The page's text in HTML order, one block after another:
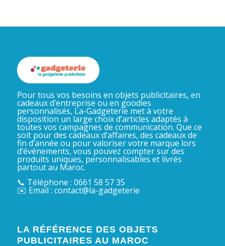
Pour tous vos besoins en objets publicitaires, en
cadeaux d’entreprise ou en goodies
personnalisés, La-Gadgeterie met à votre
disposition un large choix d’articles adaptés à
toutes vos campagnes de communication. Que ce
soit pour des cadeaux d’affaires, des cadeaux de
fin d’année ou pour valoriser votre marque lors
d’événements, vous pouvez compter sur des
produits uniques, personnalisables et livrés
partout au Maroc.
📞 Téléphone : 0661 58 57 35
✉️ Email : contact@la-gadgeterie
LA RÉFÉRENCE DES OBJETS
PUBLICITAIRES AU MAROC